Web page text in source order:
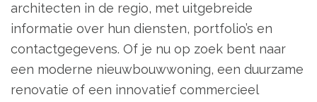
architecten in de regio, met uitgebreide
informatie over hun diensten, portfolio’s en
contactgegevens. Of je nu op zoek bent naar
een moderne nieuwbouwwoning, een duurzame
renovatie of een innovatief commercieel